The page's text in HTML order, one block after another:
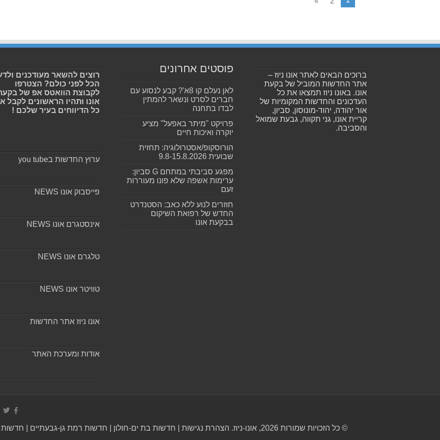
ברוכים הבאים לאתר אונו ניוז –
אתר החדשות המוביל של בקעת
אונו. באונו ניוז תמצאו את כל
העדכונים והחדשות המקומיות של
אור יהודה, יהוד-מונוסון, סביון,
קריית אונו, גני תקווה, גבעת שמואל
והסביבה.
פוסטים אחרונים
לאן נעלם קו 8א'? קבע לנסוע עם
חברים לסרט ונשאר להמתין
לבדו בתחנה
פרויקט "מיתר באפעל" מציע
יוקרה ואיכות חיים
הורוסקופ/אסטרולוגיה: תחזית
שבועית 9.8-15.8.2026
מפגע סביבתי במתחם G סביון:
ערימות אשפה שלא פונו מעוררות
זעם
חוזרים לנוע ללא כאב: הסטנדרט
החדש של רפואת השיקום
בבקעת אונו
רוצים להשאר מעודכנים
הכל לפני כולם? הצטרפו
לקבוצת הוואטס אפ של
אונו ותהיו הראשונים לקבל
כל הדיווחים בעיר שלכם !
ערוץ החדשות בyou tube
פייסבוק אונו NEWS
אינסטגרם אונו NEWS
טלגרם אונו NEWS
טוויטר אונו NEWS
אונו ניוז אתר החדשות
אודות ומערכת האתר
© כל הזכויות שמורות 2026, אונו-ניוז. הצהרת נגישות חדשות בת ים-חולון חדשות רמת גן-גבעתיים חדשות